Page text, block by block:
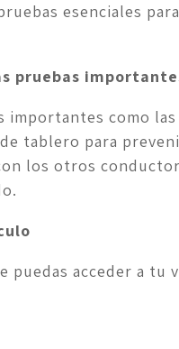
esenciales
pruebas
importantes como
tablero para
los otros
puedas acceder a